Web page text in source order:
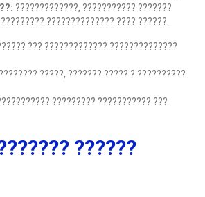
?????????????, ??????????? ???????
?????????????? ???? ??????.
??? ????????????? ??????????????
?????, ??????? ????? ? ??????????
????????? ??????????? ???
??????